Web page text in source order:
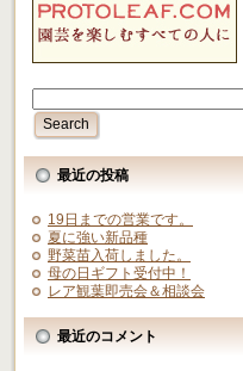
最近の投稿
19日までの営業です。
夏に強い新品種
野菜苗入荷しました。
母の日ギフト受付中！
レア観葉即売会＆相談会
最近のコメント